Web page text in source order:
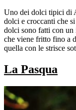
Uno dei dolci tipici di
dolci e croccanti che
dolci sono fatti con un
che viene fritto fino a
quella con le strisce
La Pasqua